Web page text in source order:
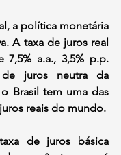
a política monetária
A taxa de juros real
a.a., 3,5% p.p.
juros neutra da
Brasil tem uma das
reais do mundo.
de juros básica